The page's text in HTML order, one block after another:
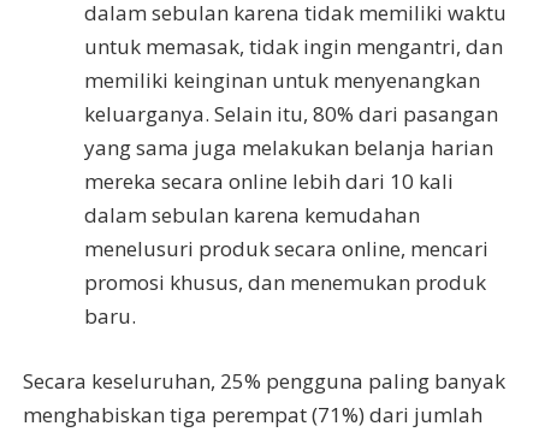
dalam sebulan karena tidak memiliki waktu
untuk memasak, tidak ingin mengantri, dan
memiliki keinginan untuk menyenangkan
keluarganya. Selain itu, 80% dari pasangan
yang sama juga melakukan belanja harian
mereka secara online lebih dari 10 kali
dalam sebulan karena kemudahan
menelusuri produk secara online, mencari
promosi khusus, dan menemukan produk
baru.
Secara keseluruhan, 25% pengguna paling banyak
menghabiskan tiga perempat (71%) dari jumlah